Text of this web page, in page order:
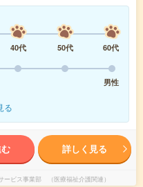
40代 50代
60代
男性
る
詳しく見る
ビス事業部 （医療福祉介護関連）